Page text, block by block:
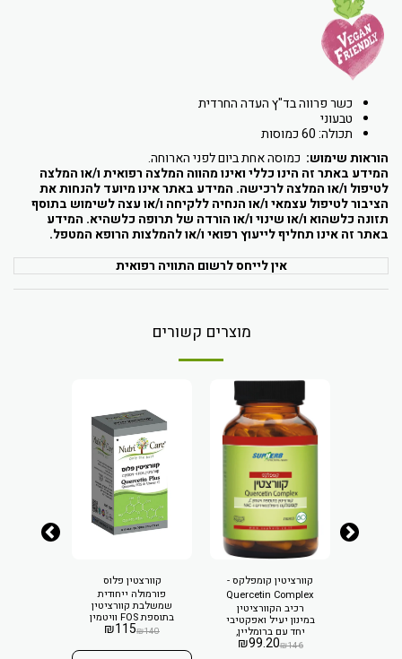
כשר פרווה בד"ץ העדה החרדית
טבעוני
תכולה: 60 כמוסות
הוראות שימוש: כמוסה אחת ביום לפני הארוחה.
המידע באתר זה הינו כללי ואינו מהווה המלצה רפואית ו/או המלצה
לטיפול ו/או המלצה לרכישה. המידע באתר אינו מיועד להנחות את
הציבור לטיפול עצמאי ו/או הנחיה ללקיחה ו/או עצה לשימוש בתוסף
תזונה כלשהוא ו/או שינוי ו/או הורדה של תרופה כלשהיא. המידע
באתר זה אינו תחליף לייעוץ רפואי ו/או להמלצות הרופא המטפל.
אין לייחס לרשום התוויה רפואית
מוצרים קשורים
קוורציטין קומפלקס -
Quercetin Complex
רכיב הקוורציטין
במינון יעיל ואפקטיבי
יחד עם ברומליין,
NAC ויטמין C ועוד'. ₪146
₪99.20
קוורצטין פלוס
פורמולה ייחודית
שמשלבת קוורציטין
בתוספת FOS וויטמין
C₪140
₪115